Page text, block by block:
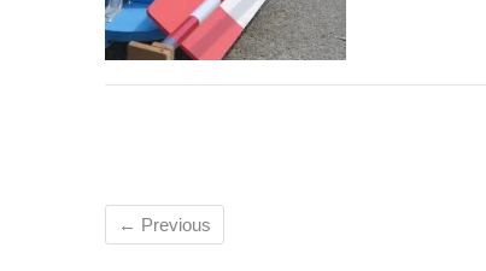
← Previous